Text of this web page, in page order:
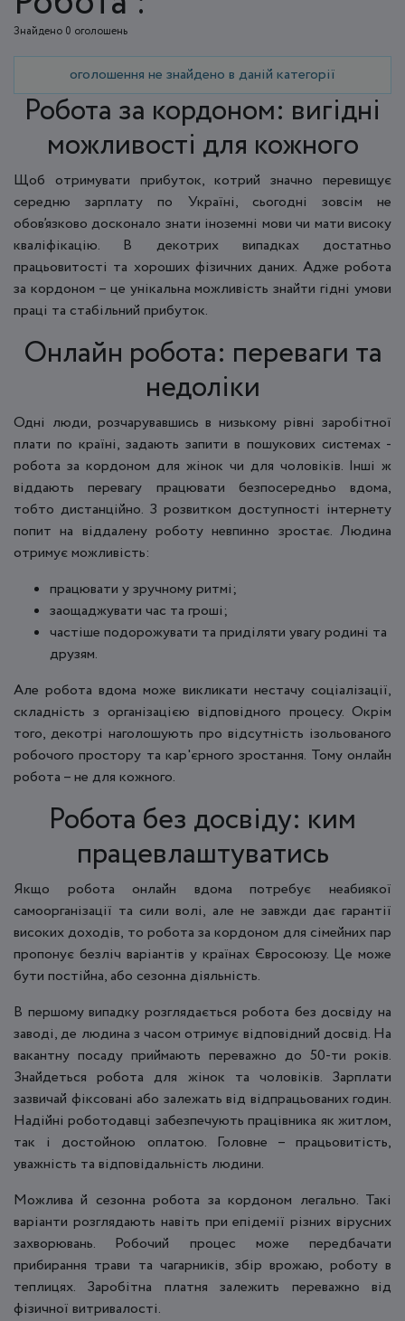
Знайдено 0 оголошень
оголошення не знайдено в даній категорії
Робота за кордоном: вигідні
можливості для кожного
Щоб отримувати прибуток, котрий значно перевищує
середню зарплату по Україні, сьогодні зовсім не
обов’язково досконало знати іноземні мови чи мати високу
кваліфікацію. В декотрих випадках достатньо
працьовитості та хороших фізичних даних. Адже робота
за кордоном – це унікальна можливість знайти гідні умови
праці та стабільний прибуток.
Онлайн робота: переваги та
недоліки
Одні люди, розчарувавшись в низькому рівні заробітної
плати по країні, задають запити в пошукових системах -
робота за кордоном для жінок чи для чоловіків. Інші ж
віддають перевагу працювати безпосередньо вдома,
тобто дистанційно. З розвитком доступності інтернету
попит на віддалену роботу невпинно зростає. Людина
отримує можливість:
працювати у зручному ритмі;
заощаджувати час та гроші;
частіше подорожувати та приділяти увагу родині та
друзям.
Але робота вдома може викликати нестачу соціалізації,
складність з організацією відповідного процесу. Окрім
того, декотрі наголошують про відсутність ізольованого
робочого простору та кар'єрного зростання. Тому онлайн
робота – не для кожного.
Робота без досвіду: ким
працевлаштуватись
Якщо робота онлайн вдома потребує неабиякої
самоорганізації та сили волі, але не завжди дає гарантії
високих доходів, то робота за кордоном для сімейних пар
пропонує безліч варіантів у країнах Євросоюзу. Це може
бути постійна, або сезонна діяльність.
В першому випадку розглядається робота без досвіду на
заводі, де людина з часом отримує відповідний досвід. На
вакантну посаду приймають переважно до 50-ти років.
Знайдеться робота для жінок та чоловіків. Зарплати
зазвичай фіксовані або залежать від відпрацьованих годин.
Надійні роботодавці забезпечують працівника як житлом,
так і достойною оплатою. Головне – працьовитість,
уважність та відповідальність людини.
Можлива й сезонна робота за кордоном легально. Такі
варіанти розглядають навіть при епідемії різних вірусних
захворювань. Робочий процес може передбачати
прибирання трави та чагарників, збір врожаю, роботу в
теплицях. Заробітна платня залежить переважно від
фізичної витривалості.